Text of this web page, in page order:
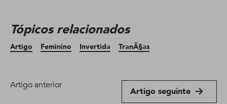
Tópicos relacionados
Artigo Feminino Invertida TranÃ§as
Artigo anterior
Artigo seguinte